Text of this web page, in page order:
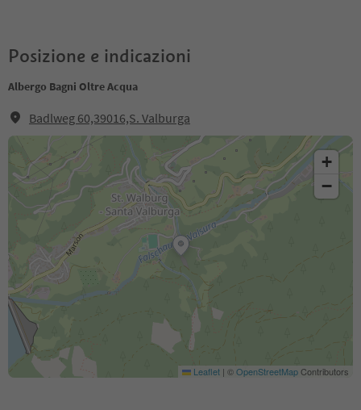
Posizione e indicazioni
Albergo Bagni Oltre Acqua
Badlweg 60,39016,S. Valburga
+
−
Leaflet | ©OpenStreetMapContributors